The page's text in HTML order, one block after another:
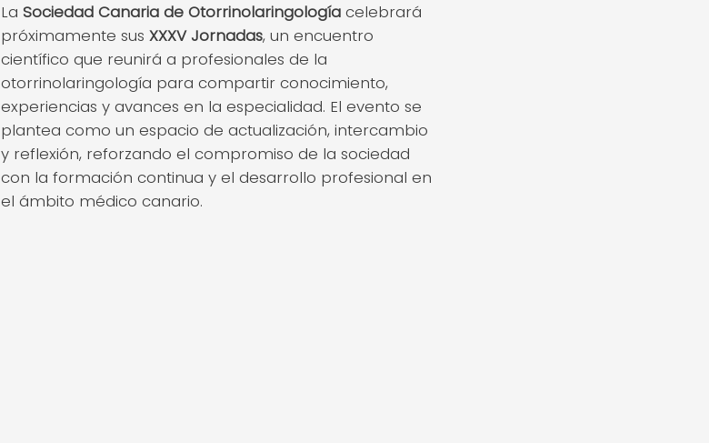
La Sociedad Canaria de Otorrinolaringologíacelebrará
próximamente sus XXXV Jornadas, un encuentro
científico que reunirá a profesionales de la
otorrinolaringología para compartir conocimiento,
experiencias y avances en la especialidad. El evento se
plantea como un espacio de actualización, intercambio
y reflexión, reforzando el compromiso de la sociedad
con la formación continua y el desarrollo profesional en
el ámbito médico canario.